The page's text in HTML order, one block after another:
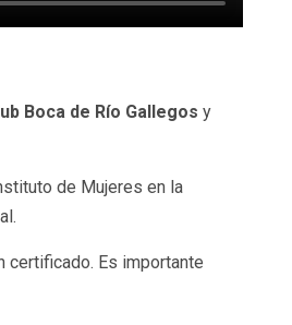
Boca de Río Gallegos y
de Mujeres en la
certificado. Es importante